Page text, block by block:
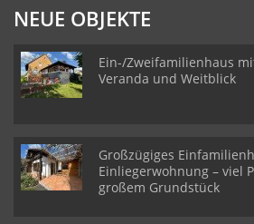
NEUE OBJEKTE
Ein-/Zweifamilienhaus
Veranda und Weitblick
Großzügiges
Einliegerwohnung – viel
großem Grundstück